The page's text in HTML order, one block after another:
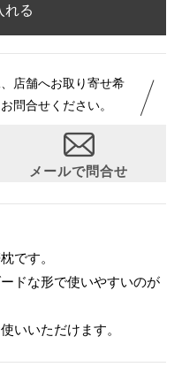
れる
店舗へお取り寄せ希
問合せください。
メールで問合せ
です。
ドな形で使いやすいのが
いいただけます。